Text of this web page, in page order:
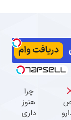
چرا
هنوز
داری